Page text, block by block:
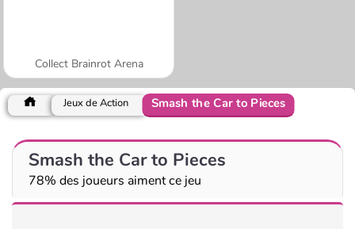
Collect Brainrot Arena
Jeux de Action Smash the Car to Pieces
Smash the Car to Pieces
78% des joueurs aiment ce jeu